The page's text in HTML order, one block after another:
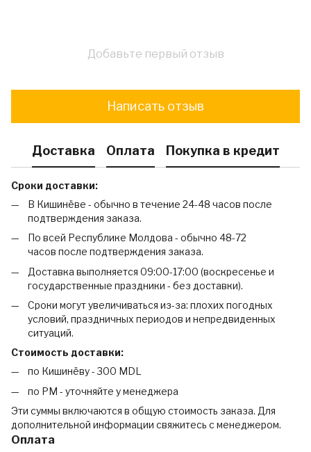
Добавьте первый отзыв
Написать отзыв
Доставка Оплата Покупка в кредит
Сроки доставки:
В Кишинёве - обычно в течение 24-48 часов после
подтверждения заказа.
По всей Республике Молдова - обычно 48-72
часов после подтверждения заказа.
Доставка выполняется 09:00-17:00 (воскресенье и
государственные праздники - без доставки).
Сроки могут увеличиваться из-за: плохих погодных
условий, праздничных периодов и непредвиденных
ситуаций.
Стоимость доставки:
по Кишинёву - 300 MDL
по РМ - уточняйте у менеджера
Эти суммы включаются в общую стоимость заказа. Для
дополнительной информации свяжитесь с менеджером.
Оплата